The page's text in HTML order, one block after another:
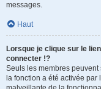
messages.
Haut
Lorsque je clique sur le lien
connecter !?
Seuls les membres peuvent
la fonction a été activée par